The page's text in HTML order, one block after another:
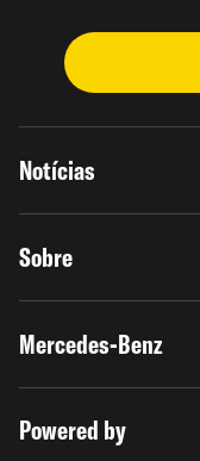
Notícias
Sobre
Mercedes-Benz
Powered by